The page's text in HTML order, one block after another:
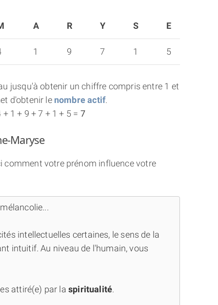
A R Y S E
1 9 7 1 5
jusqu'à obtenir un chiffre compris entre 1 et
d'obtenir le nombre actif.
1 + 9 + 7 + 1 + 5 = 7
Maryse
comment votre prénom influence votre
intellectuelles certaines, le sens de la
intuitif. Au niveau de l'humain, vous
attiré(e) par laspiritualité.